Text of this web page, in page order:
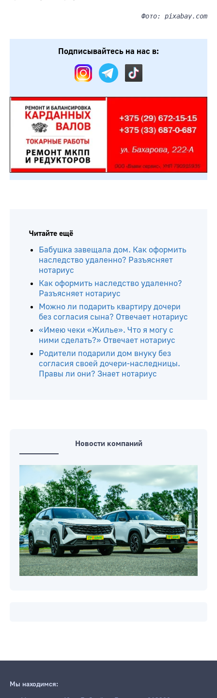
Фото: pixabay.com
Подписывайтесь на нас в:
Читайте ещё
Бабушка завещала дом. Как оформить
наследство удаленно? Разъясняет
нотариус
Как оформить наследство удаленно?
Разъясняет нотариус
Можно ли подарить квартиру дочери
без согласия сына? Отвечает нотариус
«Имею чеки «Жилье». Что я могу с
ними сделать?» Отвечает нотариус
Родители подарили дом внуку без
согласия своей дочери-наследницы.
Правы ли они? Знает нотариус
Новости компаний
Мы находимся: